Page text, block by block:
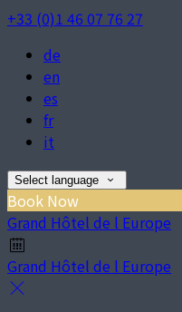
+33 (0)1 46 07 76 27
de
en
es
fr
it
Select language
Book Now
Grand Hôtel de l Europe
Grand Hôtel de l Europe